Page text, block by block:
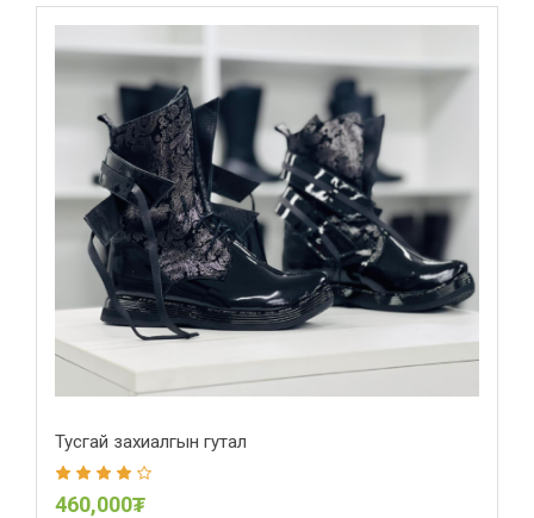
Тусгай захиалгын гутал
460,000₮